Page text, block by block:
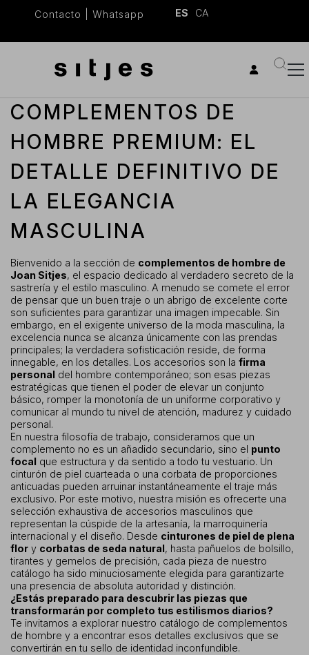
Contacto Whatsapp ES CA
COMPLEMENTOS DE
HOMBRE PREMIUM: EL
DETALLE DEFINITIVO DE
LA ELEGANCIA
MASCULINA
Bienvenido a la sección de complementos de hombre de
Joan Sitjes, el espacio dedicado al verdadero secreto de la
sastrería y el estilo masculino. A menudo se comete el error
de pensar que un buen traje o un abrigo de excelente corte
son suficientes para garantizar una imagen impecable. Sin
embargo, en el exigente universo de la moda masculina, la
excelencia nunca se alcanza únicamente con las prendas
principales; la verdadera sofisticación reside, de forma
innegable, en los detalles. Los accesorios son la firma
personal del hombre contemporáneo; son esas piezas
estratégicas que tienen el poder de elevar un conjunto
básico, romper la monotonía de un uniforme corporativo y
comunicar al mundo tu nivel de atención, madurez y cuidado
personal.
En nuestra filosofía de trabajo, consideramos que un
complemento no es un añadido secundario, sino el punto
focal que estructura y da sentido a todo tu vestuario. Un
cinturón de piel cuarteada o una corbata de proporciones
anticuadas pueden arruinar instantáneamente el traje más
exclusivo. Por este motivo, nuestra misión es ofrecerte una
selección exhaustiva de accesorios masculinos que
representan la cúspide de la artesanía, la marroquinería
internacional y el diseño. Desde cinturones de piel de plena
flor y corbatas de seda natural, hasta pañuelos de bolsillo,
tirantes y gemelos de precisión, cada pieza de nuestro
catálogo ha sido minuciosamente elegida para garantizarte
una presencia de absoluta autoridad y distinción.
¿Estás preparado para descubrir las piezas que
transformarán por completo tus estilismos diarios?
Te invitamos a explorar nuestro catálogo de complementos
de hombre y a encontrar esos detalles exclusivos que se
convertirán en tu sello de identidad inconfundible.